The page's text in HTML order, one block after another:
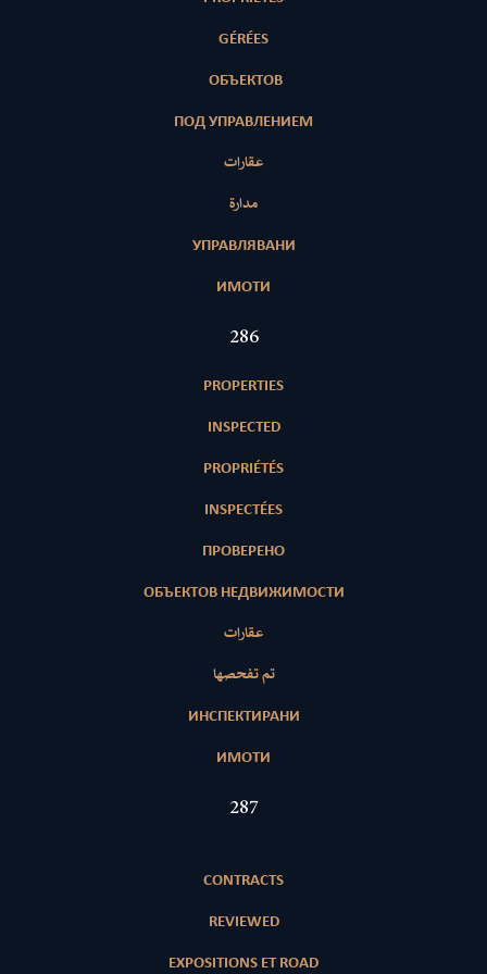
GÉRÉES
ОБЪЕКТОВ
ПОД УПРАВЛЕНИЕМ
عقارات
مدارة
УПРАВЛЯВАНИ
ИМОТИ
415
PROPERTIES
INSPECTED
PROPRIÉTÉS
INSPECTÉES
ПРОВЕРЕНО
ОБЪЕКТОВ НЕДВИЖИМОСТИ
عقارات
تم تفحصها
ИНСПЕКТИРАНИ
ИМОТИ
417
CONTRACTS
REVIEWED
EXPOSITIONS ET ROAD